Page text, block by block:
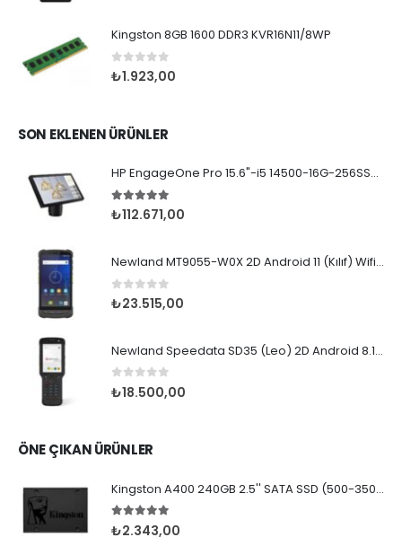
Kingston 8GB 1600 DDR3 KVR16N11/8WP
0 5 üzerinden
₺1.923,00
SON EKLENEN ÜRÜNLER
HP EngageOne Pro 15.6"-i5 14500-16G-256SSD-OST W11
5.00 5 üzerinden
₺112.671,00
Newland MT9055-W0X 2D Android 11 (Kılıf) Wifi BT
0 5 üzerinden
₺23.515,00
Newland Speedata SD35 (Leo) 2D Android 8.1 Wifi BT
0 5 üzerinden
₺18.500,00
ÖNE ÇIKAN ÜRÜNLER
Kingston A400 240GB 2.5'' SATA SSD (500-350MB/s)
5.005 üzerinden
₺2.343,00